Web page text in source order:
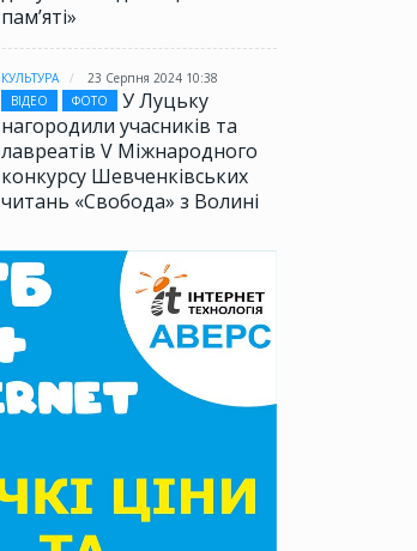
памʼяті»
КУЛЬТУРА
23 Серпня 2024 10:38
ВІДЕО
ФОТО
У Луцьку
нагородили учасників та
лавреатів V Міжнародного
конкурсу Шевченківських
читань «Свобода» з Волині